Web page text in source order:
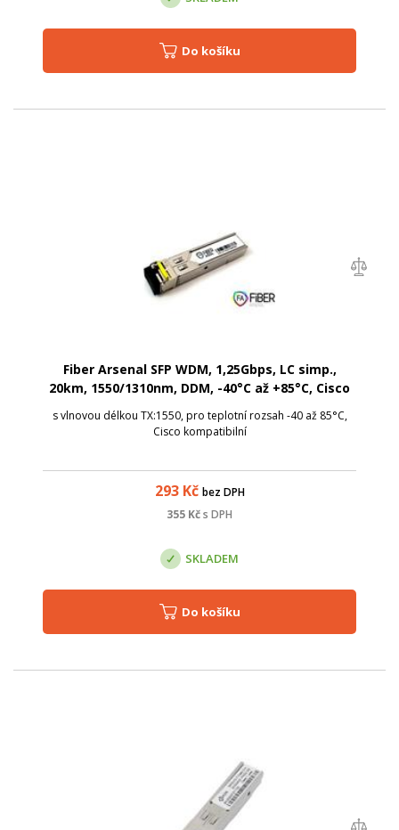
Do košíku
Fiber Arsenal SFP WDM, 1,25Gbps, LC simp.,
20km, 1550/1310nm, DDM, -40°C až +85°C, Cisco
s vlnovou délkou TX:1550, pro teplotní rozsah -40 až 85°C,
Cisco kompatibilní
293Kč bez DPH
355 Kčs DPH
SKLADEM
Do košíku